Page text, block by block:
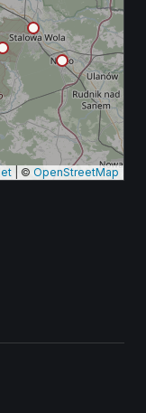
© OpenStreetMap